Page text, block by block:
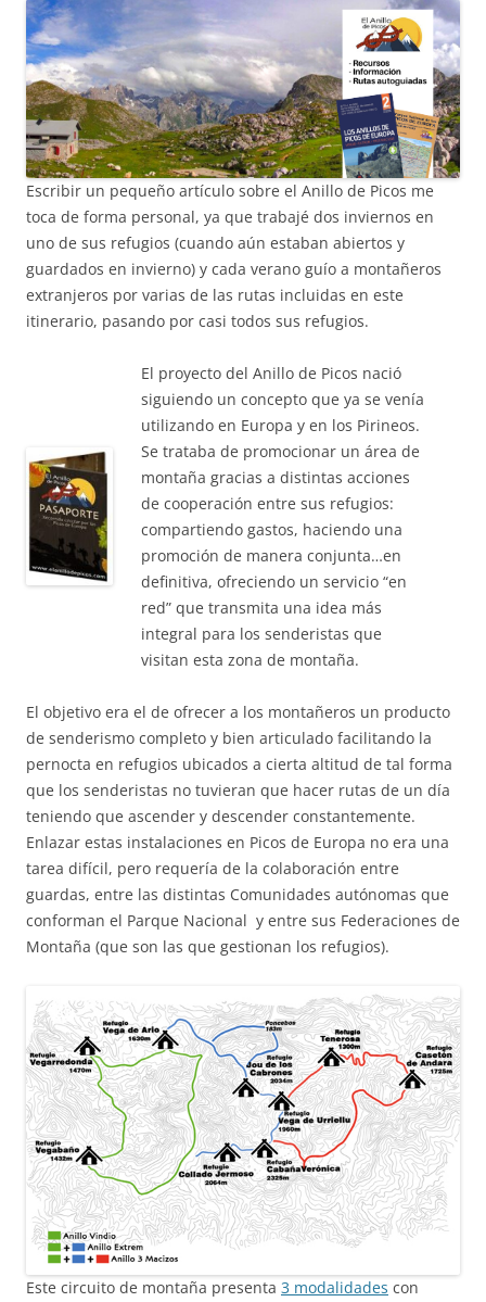
Escribir un pequeño artículo sobre el Anillo de Picos me
toca de forma personal, ya que trabajé dos inviernos en
uno de sus refugios (cuando aún estaban abiertos y
guardados en invierno) y cada verano guío a montañeros
extranjeros por varias de las rutas incluidas en este
itinerario, pasando por casi todos sus refugios.
El proyecto del Anillo de Picos nació
siguiendo un concepto que ya se venía
utilizando en Europa y en los Pirineos.
Se trataba de promocionar un área de
montaña gracias a distintas acciones
de cooperación entre sus refugios:
compartiendo gastos, haciendo una
promoción de manera conjunta…en
definitiva, ofreciendo un servicio “en
red” que transmita una idea más
integral para los senderistas que
visitan esta zona de montaña.
El objetivo era el de ofrecer a los montañeros un producto
de senderismo completo y bien articulado facilitando la
pernocta en refugios ubicados a cierta altitud de tal forma
que los senderistas no tuvieran que hacer rutas de un día
teniendo que ascender y descender constantemente.
Enlazar estas instalaciones en Picos de Europa no era una
tarea difícil, pero requería de la colaboración entre
guardas, entre las distintas Comunidades autónomas que
conforman el Parque Nacional y entre sus Federaciones de
Montaña (que son las que gestionan los refugios).
Este circuito de montaña presenta 3 modalidades con